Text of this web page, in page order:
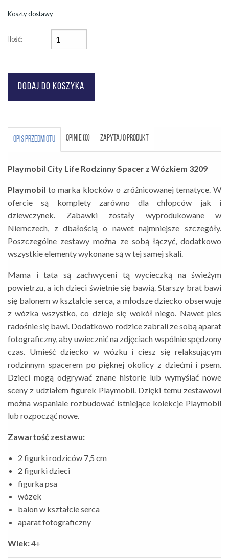
Koszty dostawy
Ilość:
OPIS PRZEDMIOTU OPINIE (0) ZAPYTAJ O PRODUKT
Playmobil City Life Rodzinny Spacer z Wózkiem 3209
Playmobil to marka klocków o zróżnicowanej tematyce. W
ofercie są komplety zarówno dla chłopców jak i
dziewczynek. Zabawki zostały wyprodukowane w
Niemczech, z dbałością o nawet najmniejsze szczegóły.
Poszczególne zestawy można ze sobą łączyć, dodatkowo
wszystkie elementy wykonane są w tej samej skali.
Mama i tata są zachwyceni tą wycieczką na świeżym
powietrzu, a ich dzieci świetnie się bawią. Starszy brat bawi
się balonem w kształcie serca, a młodsze dziecko obserwuje
z wózka wszystko, co dzieje się wokół niego. Nawet pies
radośnie się bawi. Dodatkowo rodzice zabrali ze sobą aparat
fotograficzny, aby uwiecznić na zdjęciach wspólnie spędzony
czas. Umieść dziecko w wózku i ciesz się relaksującym
rodzinnym spacerem po pięknej okolicy z dziećmi i psem.
Dzieci mogą odgrywać znane historie lub wymyślać nowe
sceny z udziałem figurek Playmobil. Dzięki temu zestawowi
można wspaniale rozbudować istniejące kolekcje Playmobil
lub rozpocząć nowe.
Zawartość zestawu:
2 figurki rodziców 7,5 cm
2 figurki dzieci
figurka psa
wózek
balon w kształcie serca
aparat fotograficzny
Wiek:4+